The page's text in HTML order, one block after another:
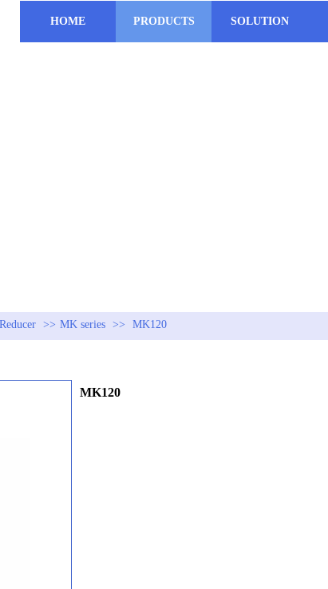
HOME PRODUCTS SOLUTION
>> MK series >> MK120
MK120